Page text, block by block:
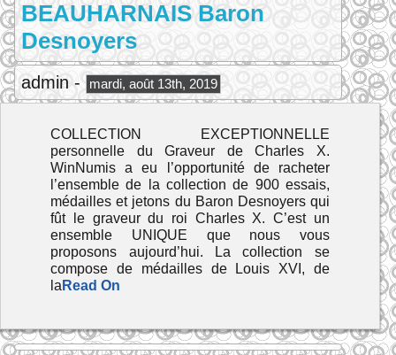
BEAUHARNAIS Baron
Desnoyers
admin - mardi, août 13th, 2019
COLLECTION EXCEPTIONNELLE
personnelle du Graveur de Charles X.
WinNumis a eu l’opportunité de racheter
l’ensemble de la collection de 900 essais,
médailles et jetons du Baron Desnoyers qui
fût le graveur du roi Charles X. C’est un
ensemble UNIQUE que nous vous
proposons aujourd’hui. La collection se
compose de médailles de Louis XVI, de
la Read On